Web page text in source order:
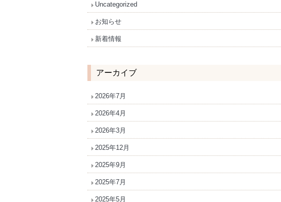
Uncategorized
お知らせ
新着情報
アーカイブ
2026年7月
2026年4月
2026年3月
2025年12月
2025年9月
2025年7月
2025年5月